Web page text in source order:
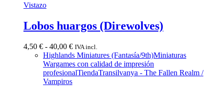
Vistazo
Lobos huargos (Direwolves)
4,50 € - 40,00 €Rango
de
precios:
desde
IVA incl.
Highlands Miniatures (Fantasía/9th)Miniaturas
Wargames con calidad de impresión
profesionalTiendaTransilvanya - The Fallen Realm /
Vampiros